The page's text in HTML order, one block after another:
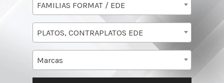
FAMILIAS FORMAT / EDE
PLATOS, CONTRAPLATOS EDE
Marcas